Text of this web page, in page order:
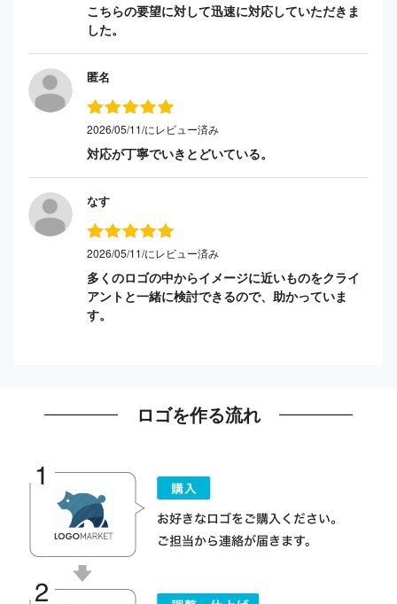
こちらの要望に対して迅速に対応していただきま
した。
匿名
2026/05/11/にレビュー済み
対応が丁寧でいきとどいている。
なす
2026/05/11/にレビュー済み
多くのロゴの中からイメージに近いものをクライ
アントと一緒に検討できるので、助かっていま
す。
ロゴを作る流れ